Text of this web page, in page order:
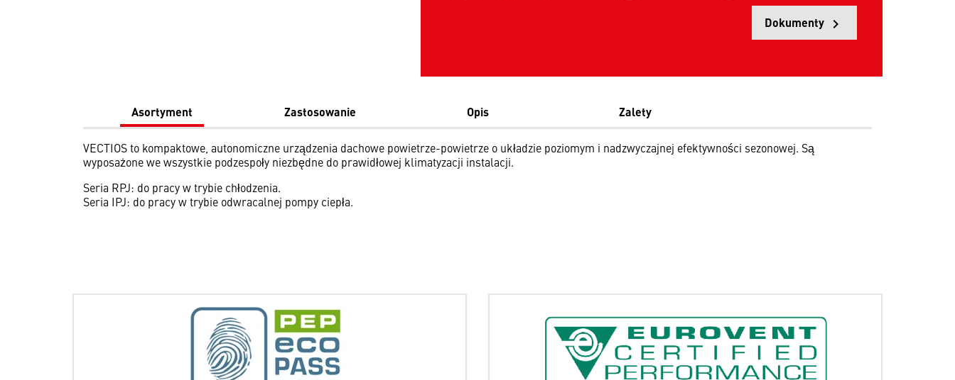
Dokumenty keyboard_arrow_rightOpens in a
Asortyment Zastosowanie Opis Zalety
VECTIOS to kompaktowe, autonomiczne urządzenia dachowe powietrze-powietrze o układzie poziomym i nadzwyczajnej efektywności sezonowej. Są
wyposażone we wszystkie podzespoły niezbędne do prawidłowej klimatyzacji instalacji.
Seria RPJ: do pracy w trybie chłodzenia.
Seria IPJ: do pracy w trybie odwracalnej pompy ciepła.